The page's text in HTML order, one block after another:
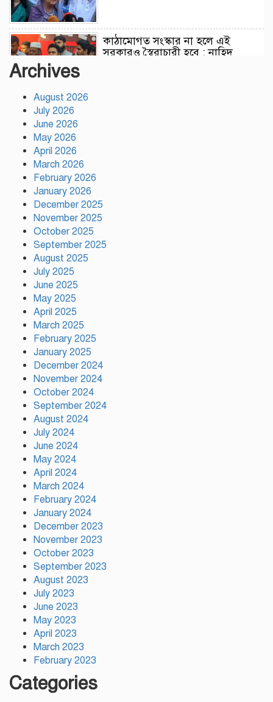
কাঠামোগত সংস্কার না হলে এই
সরকারও স্বৈরাচারী হবে : নাহিদ
জমিয়ত
দুর্গাপূজায় আসছে সালমার নতুন গান,
রেকর্ড সম্পন্ন
Archives
August 2026
July 2026
June 2026
May 2026
April 2026
March 2026
February 2026
January 2026
December 2025
November 2025
October 2025
September 2025
August 2025
July 2025
June 2025
May 2025
April 2025
March 2025
February 2025
January 2025
December 2024
November 2024
October 2024
September 2024
August 2024
July 2024
June 2024
May 2024
April 2024
March 2024
February 2024
January 2024
December 2023
November 2023
October 2023
September 2023
August 2023
July 2023
June 2023
May 2023
April 2023
March 2023
February 2023
Categories